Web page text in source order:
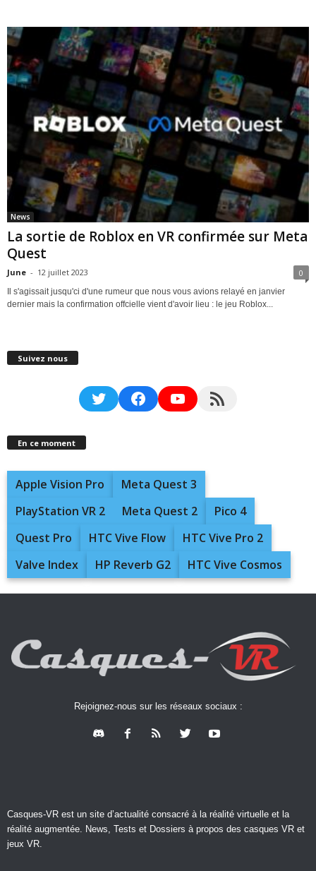
News
La sortie de Roblox en VR confirmée sur Meta
Quest
June - 12 juillet 2023 0
Il s'agissait jusqu'ci d'une rumeur que nous vous avions relayé en janvier
dernier mais la confirmation offcielle vient d'avoir lieu : le jeu Roblox...
Suivez nous
TwitterFacebookYouTubeRSS Feed
En ce moment
Apple Vision Pro
Meta Quest 3
PlayStation VR 2
Meta Quest 2
Pico 4
Quest Pro
HTC Vive Flow
HTC Vive Pro 2
Valve Index
HP Reverb G2 HTC Vive Cosmos
Rejoignez-nous sur les réseaux sociaux :
Casques-VR est un site d’actualité consacré à la réalité virtuelle et la
réalité augmentée. News, Tests et Dossiers à propos des casques VR et
jeux VR.